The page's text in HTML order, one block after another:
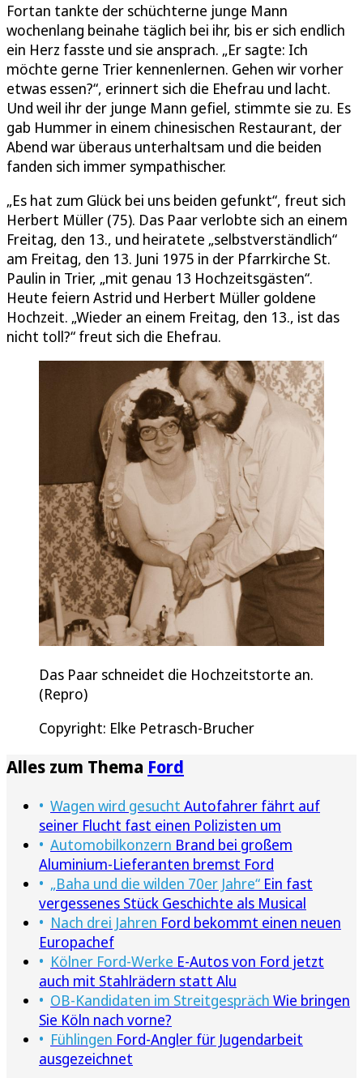
Fortan tankte der schüchterne junge Mann
wochenlang beinahe täglich bei ihr, bis er sich endlich
ein Herz fasste und sie ansprach. „Er sagte: Ich
möchte gerne Trier kennenlernen. Gehen wir vorher
etwas essen?“, erinnert sich die Ehefrau und lacht.
Und weil ihr der junge Mann gefiel, stimmte sie zu. Es
gab Hummer in einem chinesischen Restaurant, der
Abend war überaus unterhaltsam und die beiden
fanden sich immer sympathischer.
„Es hat zum Glück bei uns beiden gefunkt“, freut sich
Herbert Müller (75). Das Paar verlobte sich an einem
Freitag, den 13., und heiratete „selbstverständlich“
am Freitag, den 13. Juni 1975 in der Pfarrkirche St.
Paulin in Trier, „mit genau 13 Hochzeitsgästen“.
Heute feiern Astrid und Herbert Müller goldene
Hochzeit. „Wieder an einem Freitag, den 13., ist das
nicht toll?“ freut sich die Ehefrau.
Das Paar schneidet die Hochzeitstorte an.
(Repro)
Copyright: Elke Petrasch-Brucher
Alles zum Thema Ford
Wagen wird gesucht Autofahrer fährt auf
seiner Flucht fast einen Polizisten um
Automobilkonzern Brand bei großem
Aluminium-Lieferanten bremst Ford
„Baha und die wilden 70er Jahre“ Ein fast
vergessenes Stück Geschichte als Musical
Nach drei Jahren Ford bekommt einen neuen
Europachef
Kölner Ford-Werke E-Autos von Ford jetzt
auch mit Stahlrädern statt Alu
OB-Kandidaten im Streitgespräch Wie bringen
Sie Köln nach vorne?
Fühlingen Ford-Angler für Jugendarbeit
ausgezeichnet